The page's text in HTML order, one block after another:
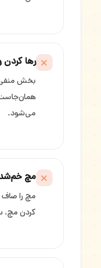
رها کردن
بخش منفی
می‌شود.
مچ
مچ را صاف
کردن مچ،